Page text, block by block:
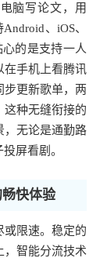
脑写论文，用
、iOS、
的是支持一人
在手机上看腾讯
步更新歌单，两
这种无缝衔接的
，无论是通勤路
屏看剧。
快体验
或限速。稳定的
，智能分流技术